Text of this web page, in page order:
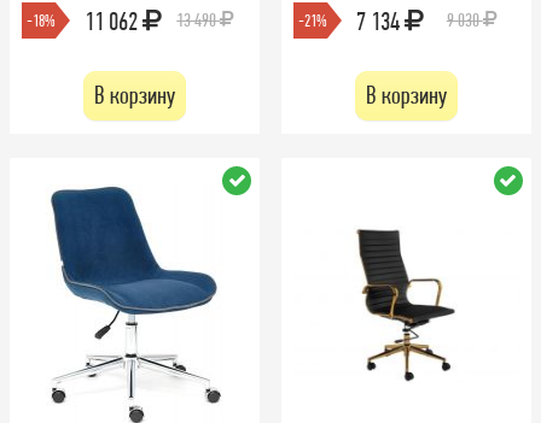
-18% 11 062 13 490
В корзину
-21% 7 134 9 030
В корзину